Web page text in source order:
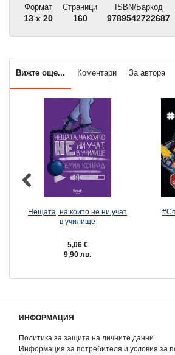
Формат
13 x 20
Страници
160
ISBN/Баркод
9789542722687
Вижте още... Коментари За автора
Нещата, на които не ни учат
в училище
5,06 €
9,90 лв.
ИНФОРМАЦИЯ
Политика за защита на личните данни
Информация за потребителя и условия за